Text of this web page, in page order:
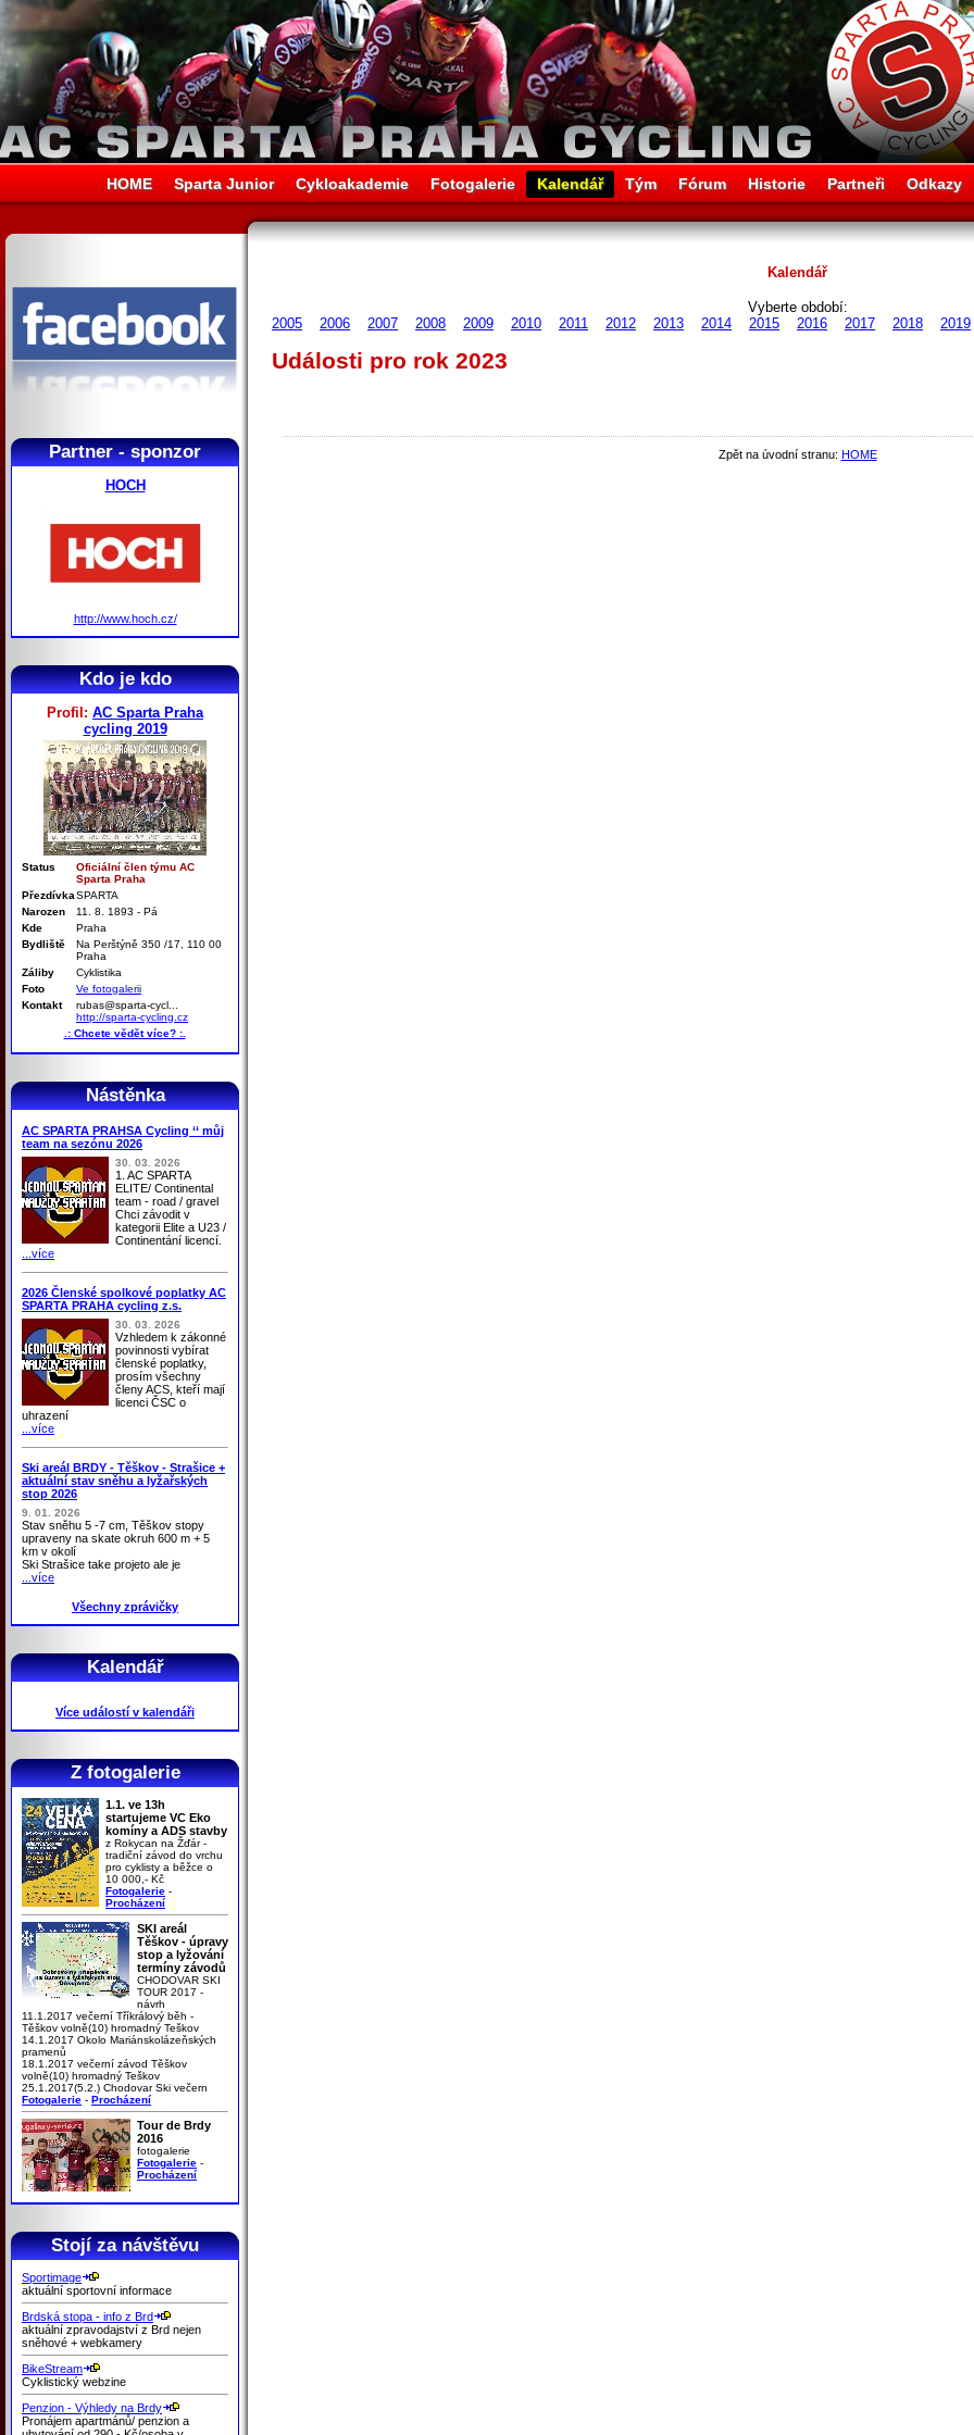
HOME Sparta Junior Cykloakademie Fotogalerie Kalendář Tým Fórum Historie Partneři Odkazy
Partner - sponzor
HOCH
http://www.hoch.cz/
Kdo je kdo
Profil: AC Sparta Praha
cycling 2019
Status
Oficiální člen týmu AC
Sparta Praha
PřezdívkaSPARTA
Narozen
11. 8. 1893 - Pá
Kde
Praha
Bydliště
Na Perštýně 350 /17, 110 00
Praha
Záliby
Cyklistika
Foto
Ve fotogalerii
Kontakt
rubas@sparta-cycl...
http://sparta-cycling.cz
.: Chcete vědět více? :.
Nástěnka
AC SPARTA PRAHSA Cycling ‘‘ můj
team na sezónu 2026
30. 03. 2026
1. AC SPARTA
ELITE/ Continental
team - road / gravel
Chci závodit v
kategorii Elite a U23 /
Continentání licencí.
...více
2026 Členské spolkové poplatky AC
SPARTA PRAHA cycling z.s.
30. 03. 2026
Vzhledem k zákonné
povinnosti vybírat
členské poplatky,
prosím všechny
členy ACS, kteří mají
licenci ČSC o
uhrazení
...více
Ski areál BRDY - Těškov - Strašice +
aktuální stav sněhu a lyžařských
stop 2026
9. 01. 2026
Stav sněhu 5 -7 cm, Těškov stopy
upraveny na skate okruh 600 m + 5
km v okolí
Ski Strašice take projeto ale je
...více
Všechny zprávičky
Kalendář
Více událostí v kalendáři
Z fotogalerie
1.1. ve 13h
startujeme VC Eko
komíny a ADS stavby
z Rokycan na Žďár -
tradiční závod do vrchu
pro cyklisty a běžce o
10 000,- Kč
Fotogalerie -
Procházení
SKI areál
Těškov - úpravy
stop a lyžování
termíny závodů
CHODOVAR SKI
TOUR 2017 -
návrh
11.1.2017 večerní Tříkrálový běh -
Těškov volně(10) hromadný Teškov
14.1.2017 Okolo Mariánskolázeňských
pramenů
18.1.2017 večerní závod Těškov
volně(10) hromadný Teškov
25.1.2017(5.2.) Chodovar Ski večern
Fotogalerie - Procházení
Tour de Brdy
2016
fotogalerie
Fotogalerie -
Procházení
Stojí za návštěvu
Sportimage
aktuální sportovní informace
Brdská stopa - info z Brd
aktuální zpravodajství z Brd nejen
sněhové + webkamery
BikeStream
Cyklistický webzine
Penzion - Výhledy na Brdy
Pronájem apartmánů/ penzion a
Kalendář
Vyberte období:
2005
2006 2007 2008 2009 2010 2011 2012 2013 2014 2015 2016 2017 2018 2019
Události pro rok 2023
Zpět na úvodní stranu: HOME